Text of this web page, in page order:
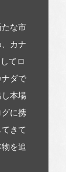
な市
カナ
てロ
ダで
本場
に携
きて
を追